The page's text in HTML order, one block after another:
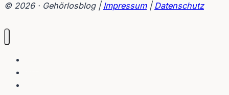
© 2026 · Gehörlosblog | Impressum| Datenschutz